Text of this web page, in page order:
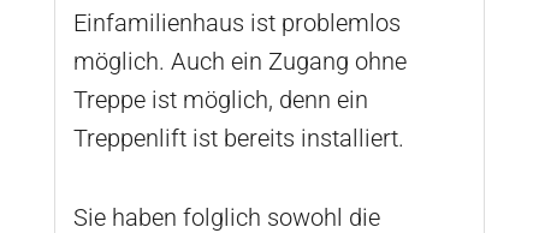
Einfamilienhaus ist problemlos
möglich. Auch ein Zugang ohne
Treppe ist möglich, denn ein
Treppenlift ist bereits installiert.
Sie haben folglich sowohl die